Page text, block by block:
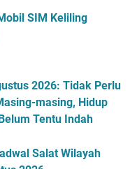
SIM Keliling
2026: Tidak Perlu
masing, Hidup
Tentu Indah
Salat Wilayah